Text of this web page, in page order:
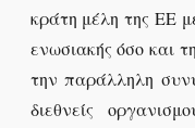
κράτη μέλη της ΕΕ
ενωσιακής όσο και
την παράλληλη
διεθνείς